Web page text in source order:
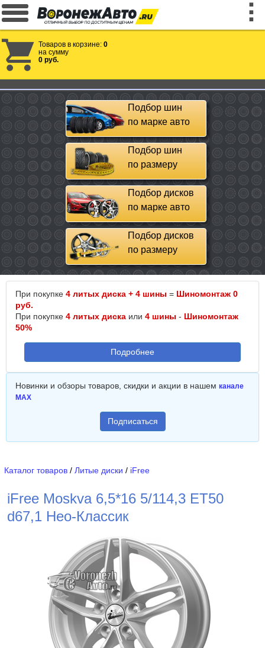
Товаров в корзине: 0
на сумму
0 руб.
Подбор шин
по марке авто
Подбор шин
по размеру
Подбор дисков
по марке авто
Подбор дисков
по размеру
При покупке 4 литых диска + 4 шины = Шиномонтаж 0
руб.
При покупке 4 литых диска или 4 шины - Шиномонтаж
50%
Подробнее
Новинки и обзоры товаров, скидки и акции в нашем канале
MAX
Подписаться
Каталог товаров / Литые диски / iFree
iFree Moskva 6,5*16 5/114,3 ET50
d67,1 Нео-Классик